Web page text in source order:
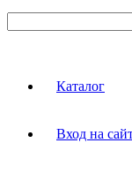
Каталог
Вход на